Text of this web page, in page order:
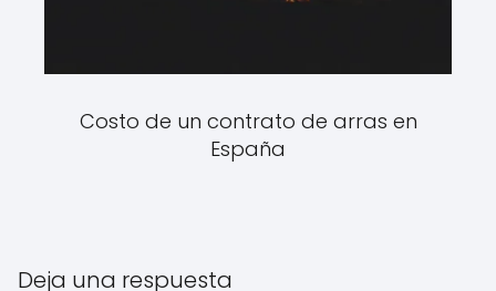
Costo de un contrato de arras en
España
Deja una respuesta